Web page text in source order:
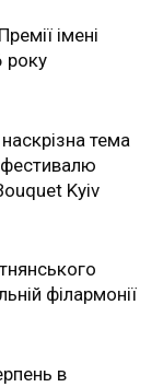
імені
року
тема
Kyiv
філармонії
в